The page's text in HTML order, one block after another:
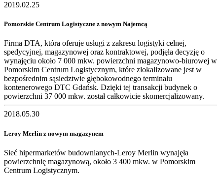
2019.02.25
Pomorskie Centrum Logistyczne z nowym Najemcą
Firma DTA, która oferuje usługi z zakresu logistyki celnej,
spedycyjnej, magazynowej oraz kontraktowej, podjęła decyzję o
wynajęciu około 7 000 mkw. powierzchni magazynowo-biurowej w
Pomorskim Centrum Logistycznym, które zlokalizowane jest w
bezpośrednim sąsiedztwie głębokowodnego terminalu
kontenerowego DTC Gdańsk. Dzięki tej transakcji budynek o
powierzchni 37 000 mkw. został całkowicie skomercjalizowany.
2018.05.30
Leroy Merlin z nowym magazynem
Sieć hipermarketów budownlanych-Leroy Merlin wynajęła
powierzchnię magazynową, około 3 400 mkw. w Pomorskim
Centrum Logistycznym.